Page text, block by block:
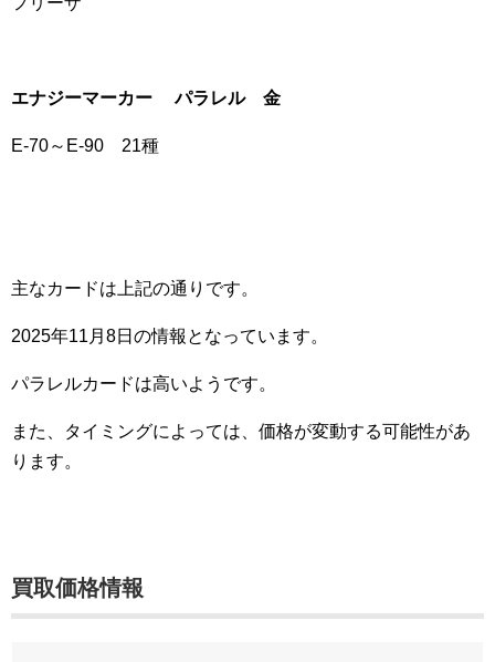
エナジーマーカー パラレル 金
E-70～E-90 21種
主なカードは上記の通りです。
2025年11月8日の情報となっています。
パラレルカードは高いようです。
また、タイミングによっては、価格が変動する可能性があ
ります。
買取価格情報